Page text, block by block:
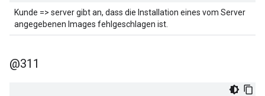
Kunde => server gibt an, dass die Installation eines vom Server
angegebenen Images fehlgeschlagen ist.
@311